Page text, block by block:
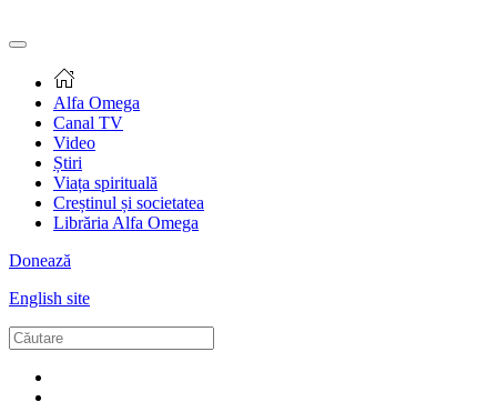
Alfa Omega
Canal TV
Video
Știri
Viața spirituală
Creștinul și societatea
Librăria Alfa Omega
Donează
English site